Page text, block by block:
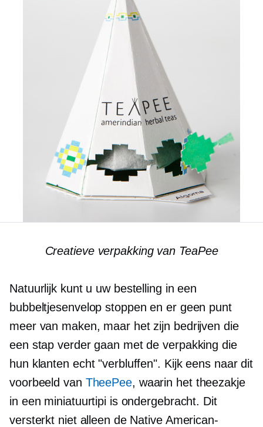
Creatieve verpakking van TeaPee
Natuurlijk kunt u uw bestelling in een
bubbeltjesenvelop stoppen en er geen punt
meer van maken, maar het zijn bedrijven die
een stap verder gaan met de verpakking die
hun klanten echt "verbluffen". Kijk eens naar dit
voorbeeld van TheePee, waarin het theezakje
in een miniatuurtipi is ondergebracht. Dit
versterkt niet alleen de Native American-